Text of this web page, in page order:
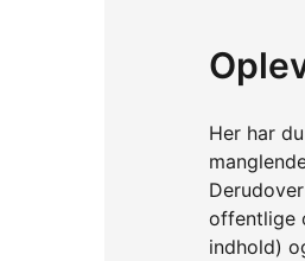
Her har
offentlige
indhold)